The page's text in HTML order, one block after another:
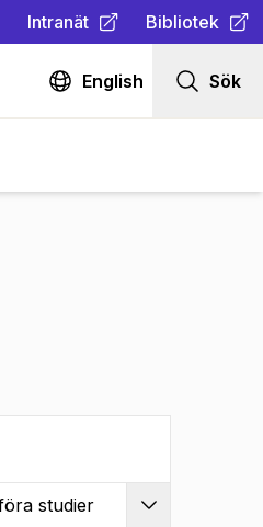
Intranät
(Öppnas i ny flik)
Bibliotek
(Öppnas i ny
English Sök
studier